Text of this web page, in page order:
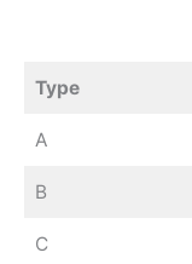
Type
A
B
C